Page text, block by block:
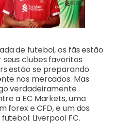
de futebol, os fãs estão
clubes favoritos
estão se preparando
nos mercados. Mas
verdadeiramente
a EC Markets, uma
forex e CFD, e um dos
Liverpool FC.